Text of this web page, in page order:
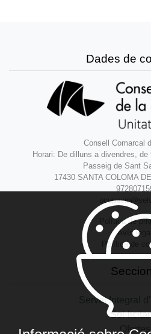
Dades de
Consell Comarcal
Horari: De dilluns a divendres,
Passeig de Sant
17430 SANTA COLOMA
Política de
Avís legal
Política de
Servei Integral
Ofertes